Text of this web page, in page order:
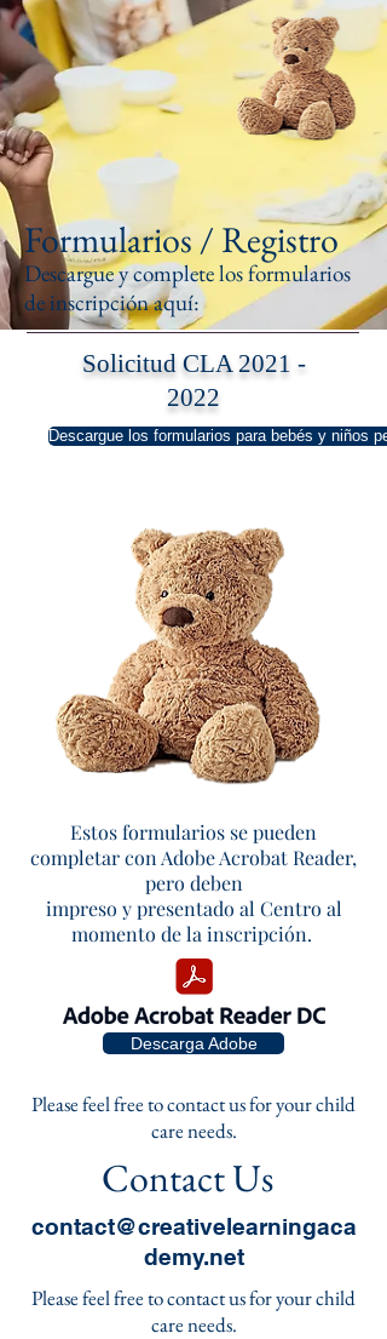
Formularios / Registro
Descargue y complete los formularios
de inscripción aquí:
Solicitud CLA2021 -
2022
Descargue los formularios para bebés y niños
Estos formularios se pueden
completar con Adobe Acrobat Reader,
pero deben
impreso y presentado al Centro al
momento de la inscripción.
Descarga Adobe
Please feel free to contact us for your child
care needs.
Contact Us
contact@creativelearningaca
demy.net
Please feel free to contact us for your child
care needs.